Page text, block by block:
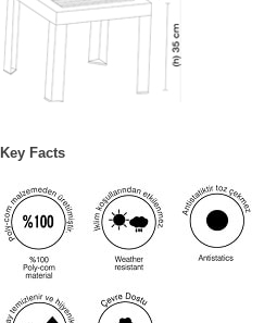
Key Facts